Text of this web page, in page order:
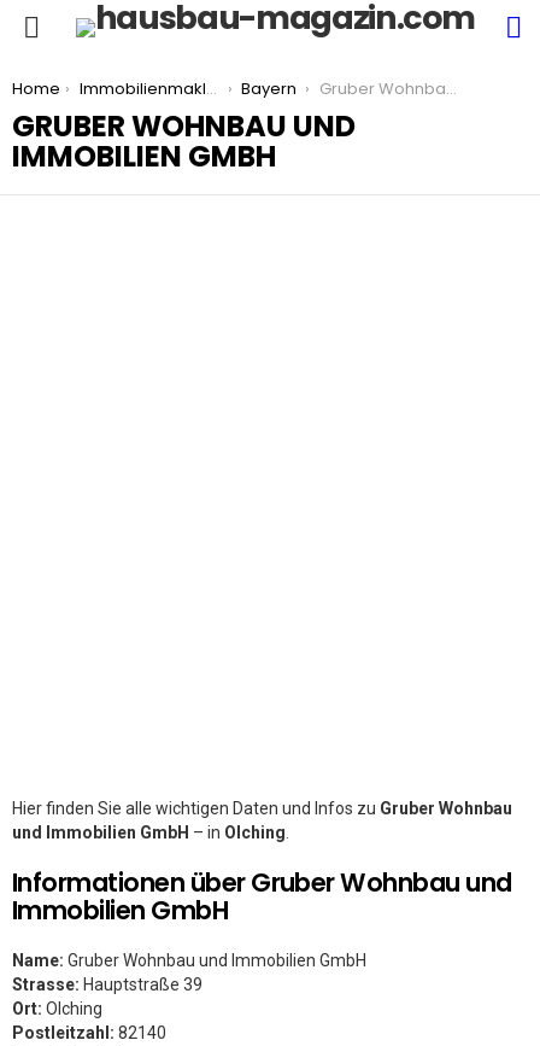
You are here:
Home Immobilienmakler Bayern Gruber Wohnbau und Immobilien GmbH
GRUBER WOHNBAU UND
IMMOBILIEN GMBH
Hier finden Sie alle wichtigen Daten und Infos zu Gruber Wohnbau
und Immobilien GmbH – in Olching
Informationen über Gruber Wohnbau und
Immobilien GmbH
Name: Gruber Wohnbau und Immobilien GmbH
Strasse: Hauptstraße 39
Ort: Olching
Postleitzahl: 82140